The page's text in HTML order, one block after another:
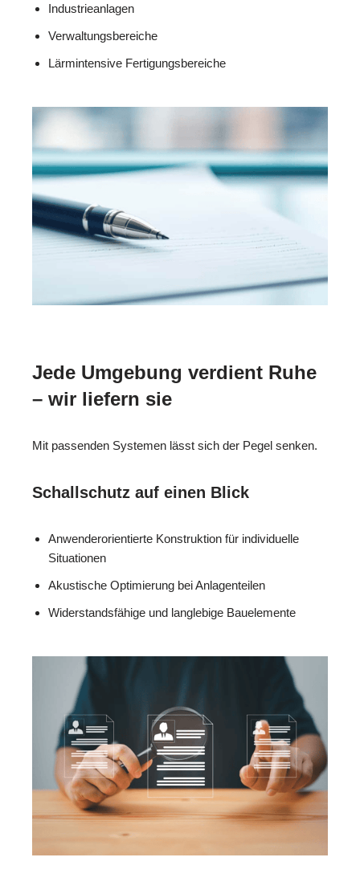
Industrieanlagen
Verwaltungsbereiche
Lärmintensive Fertigungsbereiche
Jede Umgebung verdient Ruhe
– wir liefern sie
Mit passenden Systemen lässt sich der Pegel senken.
Schallschutz auf einen Blick
Anwenderorientierte Konstruktion für individuelle
Situationen
Akustische Optimierung bei Anlagenteilen
Widerstandsfähige und langlebige Bauelemente